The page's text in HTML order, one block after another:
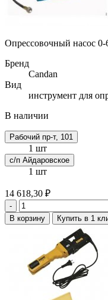
Опрессовочный насос 0-
Бренд
Candan
Вид
инструмент для
В наличии
Рабочий пр-т, 101
1 шт
с/п Айдаровское
1 шт
14 618,30 ₽
-
В корзину Купить в 1